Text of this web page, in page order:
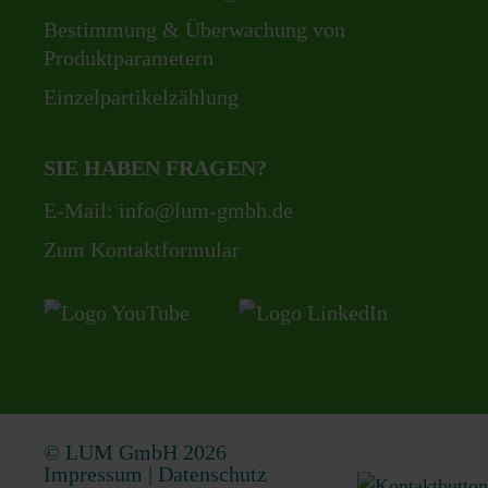
Bestimmung & Überwachung von
Produktparametern
Einzelpartikelzählung
SIE HABEN FRAGEN?
E-Mail: info@lum-gmbh.de
Zum Kontaktformular
© LUM GmbH 2026
Impressum | Datenschutz